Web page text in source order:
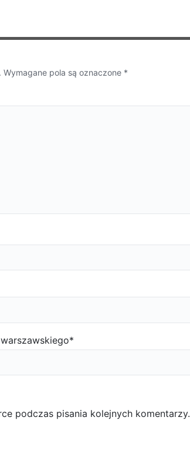
Wymagane pola są oznaczone *
*
podczas pisania kolejnych komentarzy.